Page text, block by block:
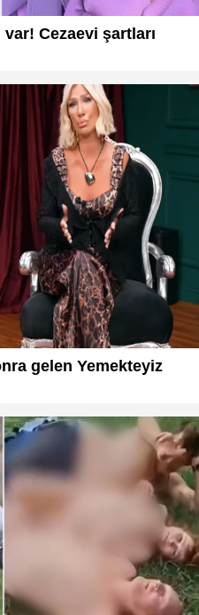
Cezaevi şartları
gelen Yemekteyiz